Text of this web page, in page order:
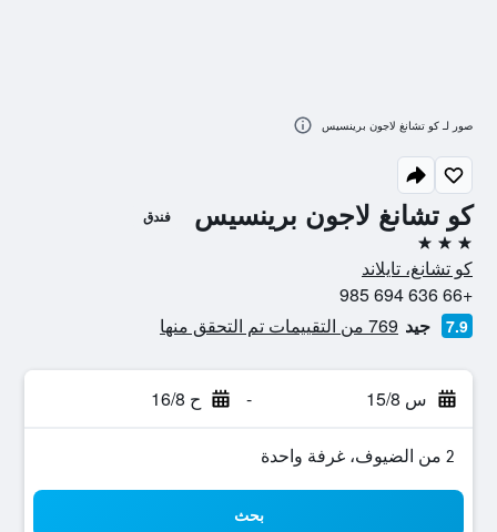
كو تشانغ لاجون برينسيس فندق
3 نجوم
كو تشانغ، تايلاند
+66 636 694 985
7.9 جيد 769 من التقييمات تم التحقق منها
س 15/8 - ح 16/8
2 من الضيوف، غرفة واحدة
بحث
صور لـ كو تشانغ لاجون برينسيس